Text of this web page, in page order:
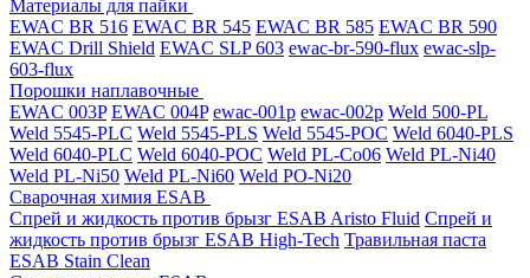
Материалы для пайки
EWAC BR 516 EWAC BR 545 EWAC BR 585 EWAC BR 590
EWAC Drill Shield EWAC SLP 603 ewac-br-590-flux ewac-slp-
603-flux
Порошки наплавочные
EWAC 003P EWAC 004P ewac-001p ewac-002p Weld 500-PL
Weld 5545-PLC Weld 5545-PLS Weld 5545-POC Weld 6040-PLS
Weld 6040-PLС Weld 6040-POC Weld PL-Co06 Weld PL-Ni40
Weld PL-Ni50 Weld PL-Ni60 Weld PO-Ni20
Сварочная химия ESAB
Спрей и жидкость против брызг ESAB Aristo Fluid Спрей и
жидкость против брызг ESAB High-Tech Травильная паста
ESAB Stain Clean